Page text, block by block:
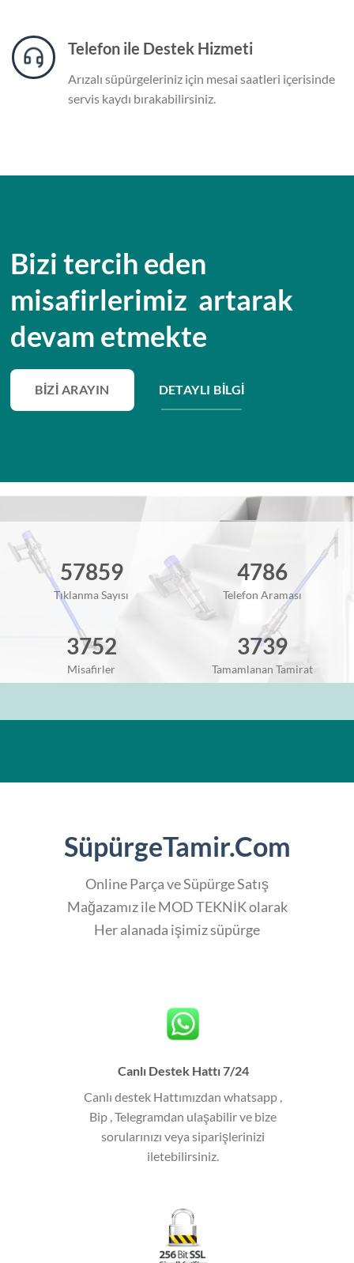
Telefon ile Destek Hizmeti
Arızalı süpürgeleriniz için mesai saatleri içerisinde
servis kaydı bırakabilirsiniz.
Bizi tercih eden
misafirlerimiz artarak
devam etmekte
BIZI ARAYIN DETAYLI BILGI
57859
Tıklanma Sayısı
4786
Telefon Araması
3752
Misafirler
3739
Tamamlanan Tamirat
SüpürgeTamir.Com
Online Parça ve Süpürge Satış
Mağazamız ile MOD TEKNİK olarak
Her alanada işimiz süpürge
Canlı Destek Hattı 7/24
Canlı destek Hattımızdan whatsapp ,
Bip , Telegramdan ulaşabilir ve bize
sorularınızı veya siparişlerinizi
iletebilirsiniz.